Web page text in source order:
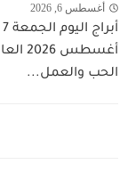
أغسطس 6, 2026
أبراج اليوم الجمعة 7
أغسطس
الحب والعمل...